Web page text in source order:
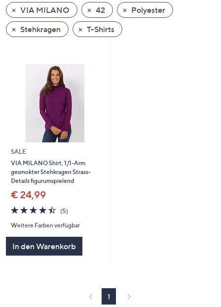
unten
oder
wischen
diese
anzuzeigen.
VIA MILANO
42
Polyester
Stehkragen
T-Shirts
SALE
VIA MILANO Shirt, 1/1-Arm
gesmokter Stehkragen Strass-
Details figurumspielend
€ 24,99
4.4
von
5
(5)5
Weitere Farben verfügbar
In den Warenkorb
1